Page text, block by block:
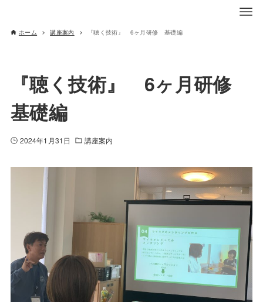
ホーム 講座案内 『聴く技術』 6ヶ月研修 基礎編
『聴く技術』 6ヶ月研修
基礎編
2024年1月31日 講座案内